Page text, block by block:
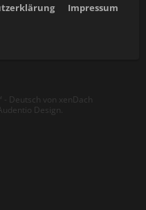
Impressum
- Deutsch von xenDach
Design.